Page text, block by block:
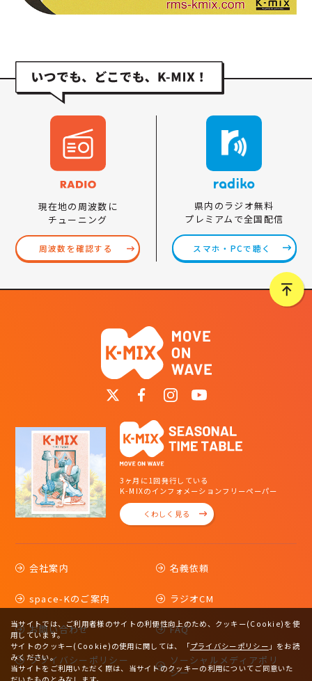
現在地の周波数に
チューニング
周波数を確認する
県内のラジオ無料
プレミアムで全国配信
スマホ・PCで聴く
3ヶ月に1回発行している
K-MIXのインフォメーションフリーペーパー
くわしく見る
会社案内 名義依頼
space-Kのご案内 ラジオCM
お問い合わせ FAQ
プライバシーポリシー
ソーシャルメディアポリ
シー
当サイトでは、ご利用者様のサイトの利便性向上のため、クッキー(Cookie)を使
用しています。
サイトのクッキー(Cookie)の使用に関しては、
「プライバシーポリシー 」をお読
みください。
当サイトをご利用いただく際は、当サイトのクッキーの利用についてご同意いた